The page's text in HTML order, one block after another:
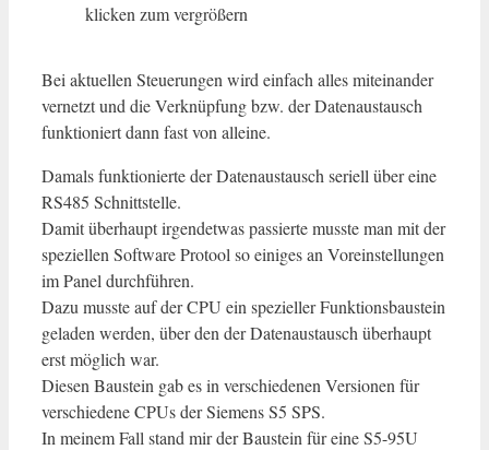
klicken zum vergrößern
Bei aktuellen Steuerungen wird einfach alles miteinander
vernetzt und die Verknüpfung bzw. der Datenaustausch
funktioniert dann fast von alleine.
Damals funktionierte der Datenaustausch seriell über eine
RS485 Schnittstelle.
Damit überhaupt irgendetwas passierte musste man mit der
speziellen Software Protool so einiges an Voreinstellungen
im Panel durchführen.
Dazu musste auf der CPU ein spezieller Funktionsbaustein
geladen werden, über den der Datenaustausch überhaupt
erst möglich war.
Diesen Baustein gab es in verschiedenen Versionen für
verschiedene CPUs der Siemens S5 SPS.
In meinem Fall stand mir der Baustein für eine S5-95U